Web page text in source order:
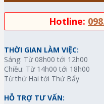
Hotline:
THỜI GIAN LÀM VIỆC:
Sáng: Từ 08h00 tới 12h00
Chiều: Từ 14h00 tới 18h00
Từ thứ Hai tới Thứ Bẩy
HỖ TRỢ TƯ VẤN: